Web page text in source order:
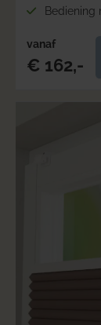
Bediening
vanaf
€ 162,-